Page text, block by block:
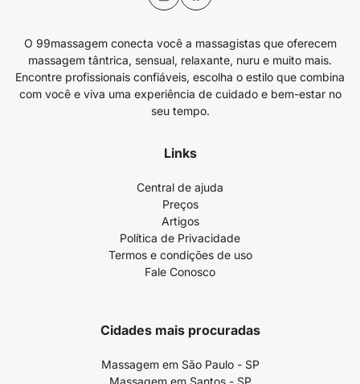
O 99massagem conecta você a massagistas que oferecem
massagem tântrica, sensual, relaxante, nuru e muito mais.
Encontre profissionais confiáveis, escolha o estilo que combina
com você e viva uma experiência de cuidado e bem-estar no
seu tempo.
Links
Central de ajuda
Preços
Artigos
Política de Privacidade
Termos e condições de uso
Fale Conosco
Cidades mais procuradas
Massagem em São Paulo - SP
Massagem em Santos - SP